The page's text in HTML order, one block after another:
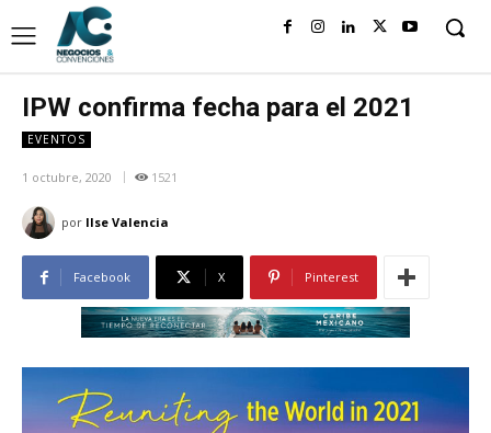
IPW confirma fecha para el 2021
EVENTOS
1 octubre, 2020 1521
por Ilse Valencia
Facebook X Pinterest